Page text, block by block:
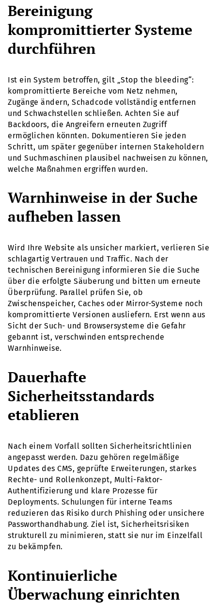
Bereinigung
kompromittierter Systeme
durchführen
Ist ein System betroffen, gilt „Stop the bleeding“:
kompromittierte Bereiche vom Netz nehmen,
Zugänge ändern, Schadcode vollständig entfernen
und Schwachstellen schließen. Achten Sie auf
Backdoors, die Angreifern erneuten Zugriff
ermöglichen könnten. Dokumentieren Sie jeden
Schritt, um später gegenüber internen Stakeholdern
und Suchmaschinen plausibel nachweisen zu können,
welche Maßnahmen ergriffen wurden.
Warnhinweise in der Suche
aufheben lassen
Wird Ihre Website als unsicher markiert, verlieren Sie
schlagartig Vertrauen und Traffic. Nach der
technischen Bereinigung informieren Sie die Suche
über die erfolgte Säuberung und bitten um erneute
Überprüfung. Parallel prüfen Sie, ob
Zwischenspeicher, Caches oder Mirror-Systeme noch
kompromittierte Versionen ausliefern. Erst wenn aus
Sicht der Such- und Browsersysteme die Gefahr
gebannt ist, verschwinden entsprechende
Warnhinweise.
Dauerhafte
Sicherheitsstandards
etablieren
Nach einem Vorfall sollten Sicherheitsrichtlinien
angepasst werden. Dazu gehören regelmäßige
Updates des CMS, geprüfte Erweiterungen, starkes
Rechte- und Rollenkonzept, Multi-Faktor-
Authentifizierung und klare Prozesse für
Deployments. Schulungen für interne Teams
reduzieren das Risiko durch Phishing oder unsichere
Passworthandhabung. Ziel ist, Sicherheitsrisiken
strukturell zu minimieren, statt sie nur im Einzelfall
zu bekämpfen.
Kontinuierliche
Überwachung einrichten